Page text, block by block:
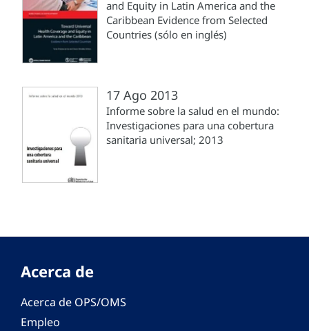
and Equity in Latin America and the
Caribbean Evidence from Selected
Countries (sólo en inglés)
17 Ago 2013
Informe sobre la salud en el mundo:
Investigaciones para una cobertura
sanitaria universal; 2013
Acerca de
Acerca de OPS/OMS
Empleo